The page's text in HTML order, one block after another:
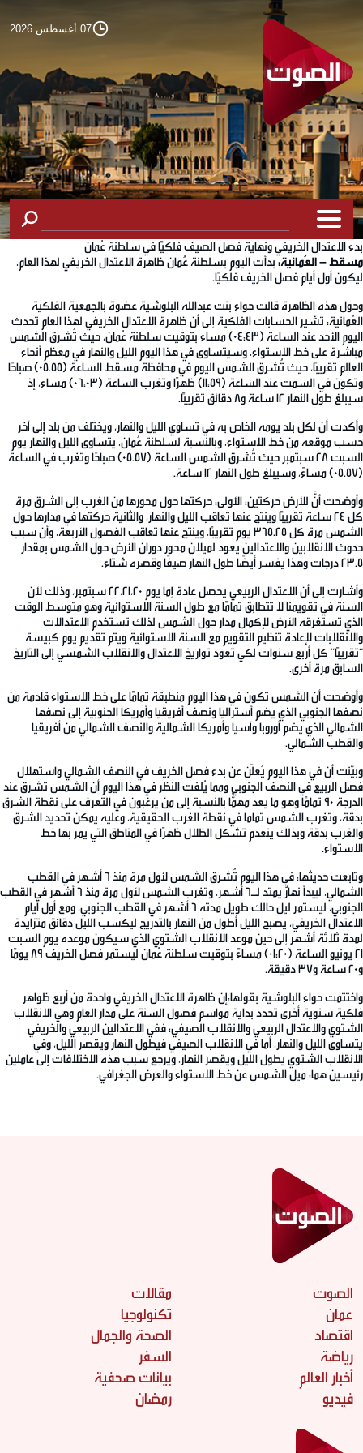
07 أغسطس 2026
بدء الاعتدال الخريفي ونهاية فصل الصيف فلكيًا في سلطنة عُمان
مسقط – العُمانية: بدأت اليوم بسلطنة عُمان ظاهرة الاعتدال الخريفي لهذا العام،
ليكون أول أيام فصل الخريف فلكيًا.
وحول هذه الظاهرة قالت حواء بنت عبدالله البلوشية عضوة بالجمعية الفلكية
العُمانية: تشير الحسابات الفلكية إلى أن ظاهرة الاعتدال الخريفي لهذا العام تحدث
اليوم الأحد عند الساعة (04:43) مساء بتوقيت سلطنة عُمان، حيث تُشرق الشمس
مباشرة على خط الاستواء، وسيتساوى في هذا اليوم الليل والنهار في معظم أنحاء
العالم تقريبًا، حيث تُشرق الشمس اليوم في محافظة مسقط الساعة (05.55) صباحًا
وتكون في السمت عند الساعة (11:59) ظهرًا وتغرب الساعة (06:03) مساء، إذ
سيبلغ طول النهار 12 ساعة و8 دقائق تقريبًا.
وأكدت أن لكل بلد يومه الخاص به في تساوي الليل والنهار، ويختلف من بلد إلى آخر
حسب موقعه من خط الاستواء، وبالنسبة لسلطنة عُمان، يتساوى الليل والنهار يوم
السبت 28 سبتمبر حيث تُشرق الشمس الساعة (05.57) صباحًا وتغرب في الساعة
(05.57) مساءً، وسيبلغ طول النهار 12 ساعة.
وأوضحت أنَّ للأرض حركتين؛ الأولى: حركتها حول محورها من الغرب إلى الشرق مرة
كل 24 ساعة تقريبًا وينتج عنها تعاقب الليل والنهار، والثانية حركتها في مدارها حول
الشمس مرة كل 365.25 يوم تقريبًا، وينتج عنها تعاقب الفصول الأربعة، وأن سبب
حدوث الانقلابين والاعتدالين يعود لميلان محور دوران الأرض حول الشمس بمقدار
23.5 درجات وهذا يفسر أيضًا طول النهار صيفًا وقصره شتاء.
وأشارت إلى أن الاعتدال الربيعي يحصل عادة إما يوم 22،21،20 سبتمبر، وذلك لأن
السنة في تقويمنا لا تتطابق تمامًا مع طول السنة الاستوائية وهو متوسط الوقت
الذي تستغرقه الأرض لإكمال مدار حول الشمس لذلك تستخدم الاعتدالات
والانقلابات لإعادة تنظيم التقويم مع السنة الاستوائية ويتم تقديم يوم كبيسة
“تقريبًا” كل أربع سنوات لكي تعود تواريخ الاعتدال والانقلاب الشمسي إلى التاريخ
السابق مرة أخرى.
وأوضحت أن الشمس تكون في هذا اليوم منطبقة تمامًا على خط الاستواء قادمة من
نصفها الجنوبي الذي يضم أستراليا ونصف أفريقيا وأمريكا الجنوبية إلى نصفها
الشمالي الذي يضم أوروبا وآسيا وأمريكا الشمالية والنصف الشمالي من أفريقيا
والقطب الشمالي.
وبيّنت أن في هذا اليوم يُعلَن عن بدء فصل الخريف في النصف الشمالي واستهلال
فصل الربيع في النصف الجنوبي ومما يُلفت النظر في هذا اليوم أن الشمس تشرق عند
الدرجة 90 تمامًا وهو ما يعد مهمًّا بالنسبة إلى من يرغبون في التعرف على نقطة الشرق
بدقة، وتغرب الشمس تماما في نقطة الغرب الحقيقية، وعليه يمكن تحديد الشرق
والغرب بدقة وبذلك ينعدم تشكل الظلال ظهرًا في المناطق التي يمر بها خط
الاستواء.
وتابعت حديثها: في هذا اليوم تُشرق الشمس لأول مرة منذ 6 أشهر في القطب
الشمالي، ليبدأ نهارٌ يمتد لـ6 أشهر، وتغرب الشمس لأول مرة منذ 6 أشهر في القطب
الجنوبي، ليستمر ليل حالك طويل مدته 6 أشهر في القطب الجنوبي، ومع أول أيام
الاعتدال الخريفي، يصبح الليل أطول من النهار بالتدريج ليكسب الليل دقائق متزايدة
لمدة ثلاثة أشهر إلى حين موعد الانقلاب الشتوي الذي سيكون موعده يوم السبت
21 يونيو الساعة (01:20) مساءً بتوقيت سلطنة عُمان ليستمر فصل الخريف 89 يومًا
و20 ساعة و37 دقيقة.
واختتمت حواء البلوشية بقولها:إن ظاهرة الاعتدال الخريفي واحدة من أربع ظواهر
فلكية سنوية أخرى تحدد بداية مواسم فصول السنة على مدار العام وهي الانقلاب
الشتوي والاعتدال الربيعي والانقلاب الصيفي؛ ففي الاعتدالين الربيعي والخريفي
يتساوى الليل والنهار، أما في الانقلاب الصيفي فيطول النهار ويقصر الليل، وفي
الانقلاب الشتوي يطول الليل ويقصر النهار، ويرجع سبب هذه الاختلافات إلى عاملين
رئيسين هما: ميل الشمس عن خط الاستواء والعرض الجغرافي.
الصوت
عمان
اقتصاد
رياضة
أخبار العالم
فيديو
مقالات
تكنولوجيا
الصحة والجمال
السفر
بيانات صحفية
رمضان